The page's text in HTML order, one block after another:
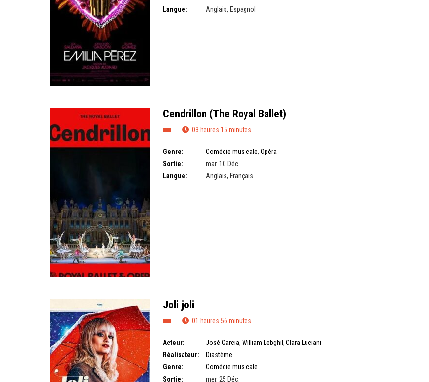
Langue:
Anglais, Espagnol
Cendrillon (The Royal Ballet)
03 heures 15 minutes
Genre: Comédie musicale, Opéra
Sortie:
mar. 10 Déc.
Langue:
Anglais, Français
Joli joli
01 heures 56 minutes
Acteur: José Garcia, William Lebghil , Clara Luciani
Réalisateur:
Diastème
Genre:
Comédie musicale
Sortie:
mer. 25 Déc.